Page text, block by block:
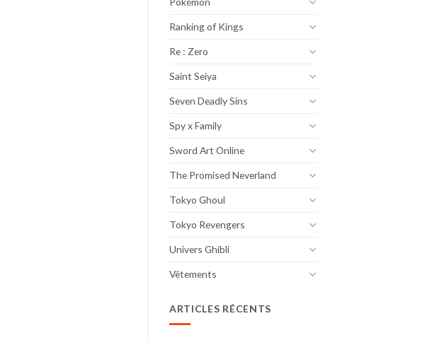
Ranking of Kings
Re : Zero
Saint Seiya
Seven Deadly Sins
Spy x Family
Sword Art Online
The Promised Neverland
Tokyo Ghoul
Tokyo Revengers
Univers Ghibli
Vêtements
ARTICLES RÉCENTS